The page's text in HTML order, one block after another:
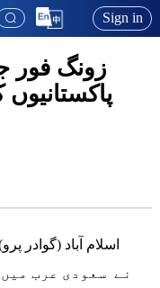
Sign in
زونگ
اسلام آباد (گوادر